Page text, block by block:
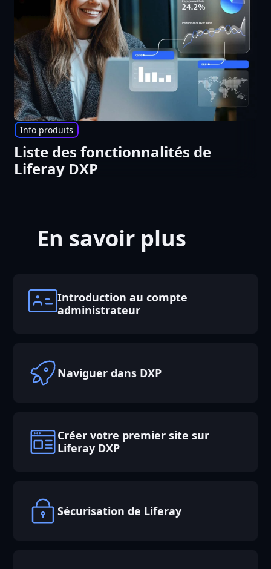
Info produits
Liste des fonctionnalités de
Liferay DXP
En savoir plus
Introduction au compte
administrateur
Naviguer dans DXP
Créer votre premier site sur
Liferay DXP
Sécurisation de Liferay